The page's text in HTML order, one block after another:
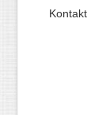
Kontakt